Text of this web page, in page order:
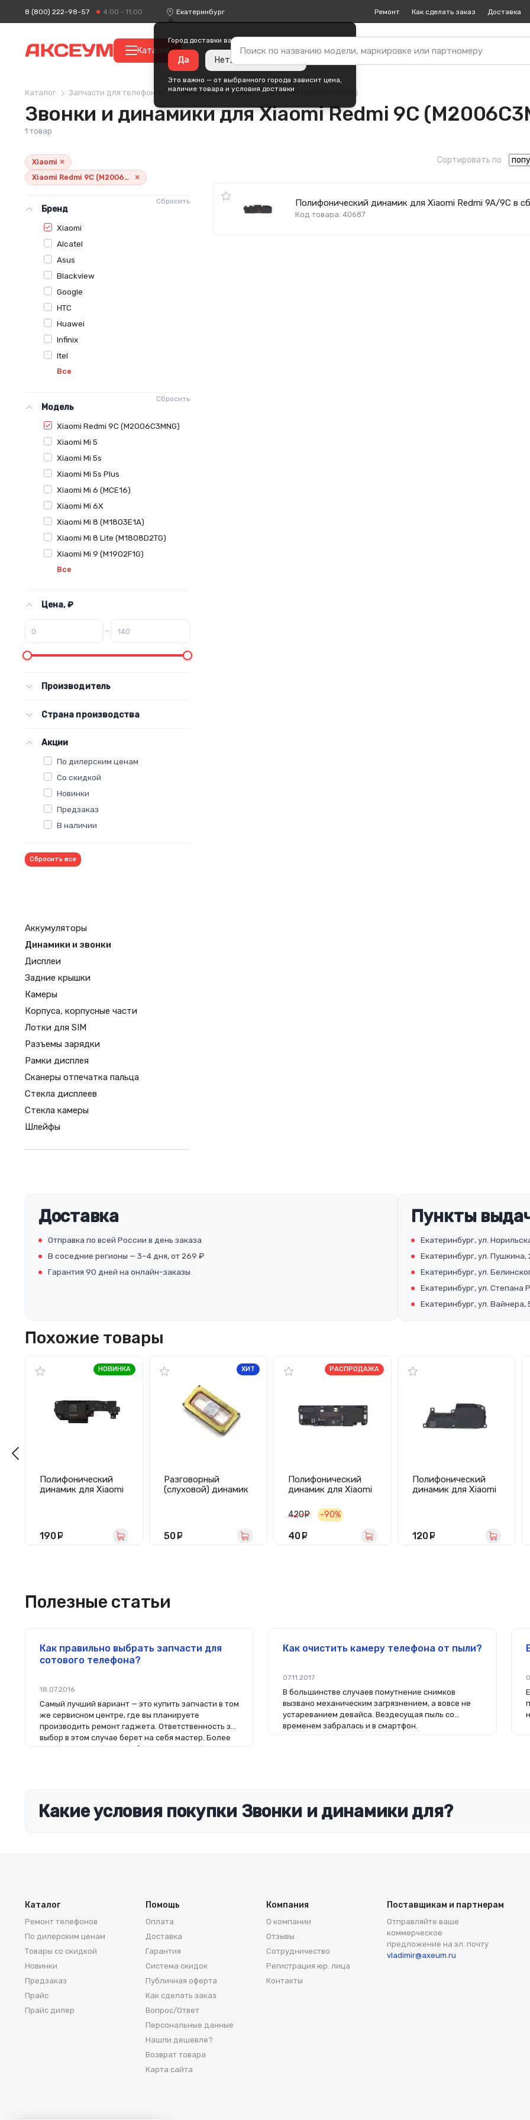
8 (800) 222-98-57 4:00 - 11:00 Екатеринбург
Город доставки ваших покупок —
Да Нет, изменить город
Это важно — от выбранного города зависит цена,
наличие товара и условия доставки
Ремонт Как сделать заказ Доставка
Каталог
Каталог Запчасти для телефонов Динамики и звонки Redmi 9C (M2006C3MNG)
Звонки и динамики для Xiaomi Redmi 9C
1 товар
Xiaomi ×
Xiaomi Redmi 9C (M2006C3MNG) ×
Сбросить
Бренд
Xiaomi
Alcatel
Asus
Blackview
Google
HTC
Huawei
Infinix
Itel
Все
Сбросить
Модель
Xiaomi Redmi 9C (M2006C3MNG)
Xiaomi Mi 5
Xiaomi Mi 5s
Xiaomi Mi 5s Plus
Xiaomi Mi 6 (MCE16)
Xiaomi Mi 6X
Xiaomi Mi 8 (M1803E1A)
Xiaomi Mi 8 Lite (M1808D2TG)
Xiaomi Mi 9 (M1902F1G)
Все
Цена, ₽
–
Производитель
Страна производства
Акции
По дилерским ценам
Со скидкой
Новинки
Предзаказ
В наличии
Сбросить все
Аккумуляторы
Динамики и звонки
Дисплеи
Задние крышки
Камеры
Корпуса, корпусные части
Лотки для SIM
Разъемы зарядки
Рамки дисплея
Сканеры отпечатка пальца
Стекла дисплеев
Стекла камеры
Шлейфы
Сортировать по
Полифонический динамик для Xiaomi Redmi 9A/9C в
Код товара: 40687
Доставка
Отправка по всей России в день заказа
В соседние регионы — 3–4 дня, от 269 ₽
Гарантия 90 дней на онлайн-заказы
Пункты
Екатеринбург, ул.
Екатеринбург, ул. Пушкина,
Екатеринбург, ул.
Екатеринбург, ул. Степана
Екатеринбург, ул. Вайнера,
Похожие товары
Полифонический
динамик для Xiaomi
НОВИНКА
190
Разговорный
(слуховой) динамик
5A/Note 5A Prime
ХИТ
50
Полифонический
динамик для Xiaomi
РАСПРОДАЖА
420 руб.
-90%
40
Полифонический
динамик для Xiaomi
120
Полезные статьи
Как правильно выбрать запчасти для
сотового телефона?
18.07.2016
Самый лучший вариант — это купить запчасти в том
же сервисном центре, где вы планируете
производить ремонт гаджета. Ответственность за
выбор в этом случае берет на себя мастер. Более
того, на комплектующие будет распространяться
сориентироваться в разъемах, элементах
крепления, электрических параметрах и прочих
Как очистить камеру телефона от пыли?
07.11.2017
В большинстве случаев помутнение снимков
вызвано механическим загрязнением, а вовсе не
устареванием девайса. Вездесущая пыль со
временем забралась и в смартфон.
Какие условия покупки Звонки и динамики для?
Каталог
Ремонт телефонов
По дилерским ценам
Товары со скидкой
Новинки
Предзаказ
Прайс
Прайс дилер
Помощь
Оплата
Доставка
Гарантия
Система скидок
Публичная оферта
Как сделать заказ
Вопрос/Ответ
Персональные данные
Нашли дешевле?
Возврат товара
Карта сайта
Компания
О компании
Отзывы
Сотрудничество
Регистрация юр. лица
Контакты
Поставщикам и партнерам
Отправляйте ваше
коммерческое
предложение на эл. почту
vladimir@axeum.ru